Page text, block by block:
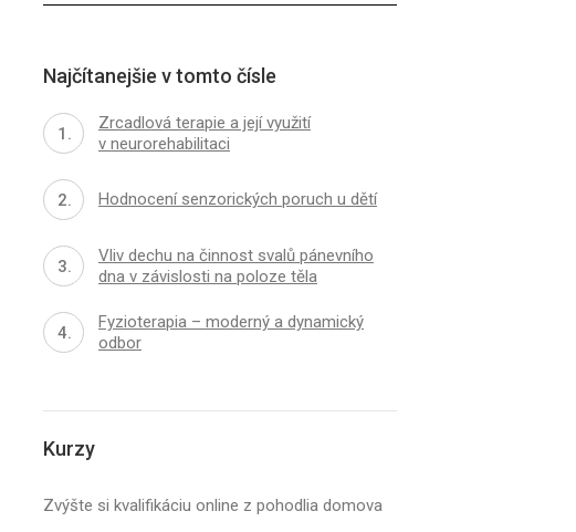
Najčítanejšie v tomto čísle
Zrcadlová terapie a její využití
v neurorehabilitaci
Hodnocení senzorických poruch u dětí
Vliv dechu na činnost svalů pánevního
dna v závislosti na poloze těla
Fyzioterapia – moderný a dynamický
odbor
Kurzy
Zvýšte si kvalifikáciu online z pohodlia domova